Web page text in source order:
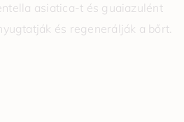
asiatica-t és guaiazulént
és regenerálják a bőrt.